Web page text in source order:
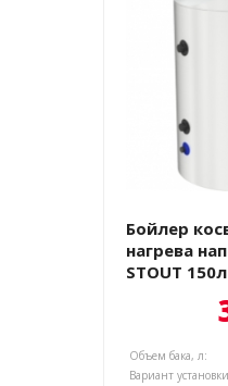
Бойлер
нагрева
STOUT
Объем бака, л: